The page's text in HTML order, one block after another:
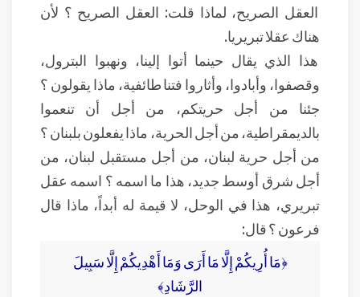
العقل الصريح، لماذا قلت: العقل الصريح ؟ لأن
هناك عقلا تبريريا.
هذا الذي يقال حينما أتوا إلينا، ونهبوا البترول،
وقصفوا، وأبادوا، وأثاروا فتنا طائفية، ماذا يقولون ؟
جئنا من أجل حريتكم، من أجل أن تنعموا
بالديمقراطية، من أجل الحرية، ماذا يفعلون بلبنان ؟
من أجل حرية لبنان، من أجل مستقبل لبنان، من
أجل شرق أوسط جديد، هذا ما اسمه ؟ اسمه عقل
تبريري، هذا في الوحل، لا قيمة له أبداً، ماذا قال
فرعون ؟ قال:
﴿مَا أُرِيكُمْ إِلَّا مَا أَرَى وَمَا أَهْدِيكُمْ إِلَّا سَبِيلَ
الرَّشَادِ﴾